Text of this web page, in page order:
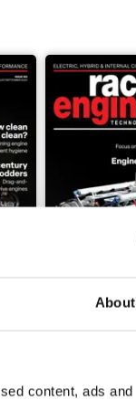
About
content, ads and
159 Jun-Jul